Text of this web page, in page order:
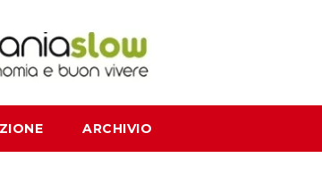
ARCHIVIO